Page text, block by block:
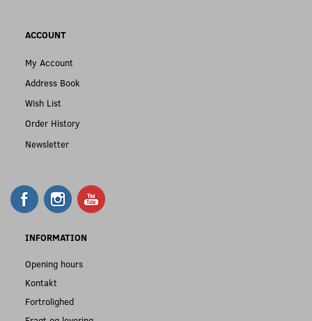
ACCOUNT
My Account
Address Book
Wish List
Order History
Newsletter
INFORMATION
Opening hours
Kontakt
Fortrolighed